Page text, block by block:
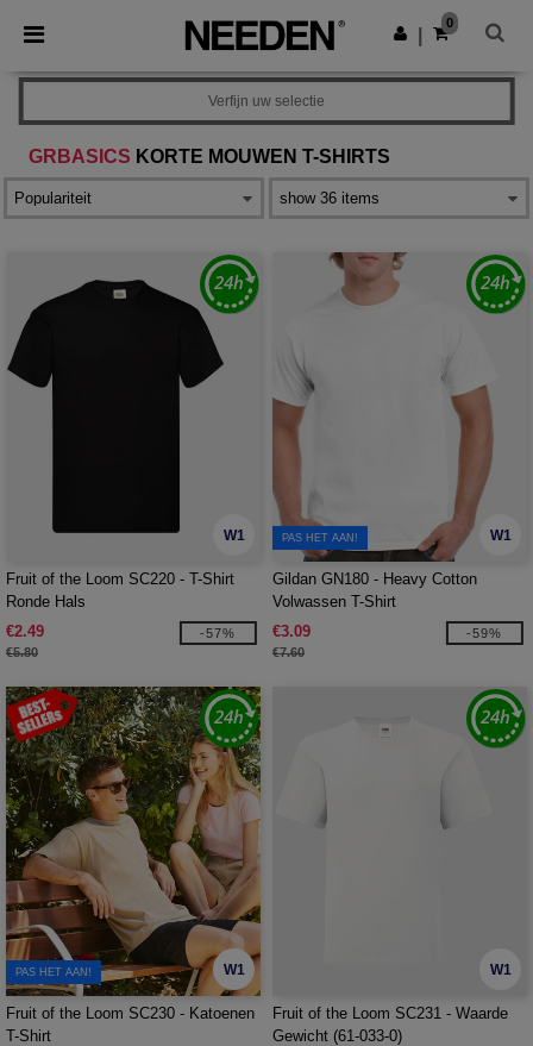
× Needen-app
Betere prijzen in de app!
Download app
0
GRBASICS KORTE MOUWEN T-SHIRTS
Verfijn uw selectie
W1
Fruit of the Loom SC220 - T-Shirt
Ronde Hals
€2.49
€5.80
-57%
W1
PAS HET AAN!
Gildan GN180 - Heavy Cotton
Volwassen T-Shirt
€3.09
€7.60
-59%
W1
PAS HET AAN!
Fruit of the Loom SC230 - Katoenen
T-Shirt
W1
Fruit of the Loom SC231 - Waarde
Gewicht (61-033-0)